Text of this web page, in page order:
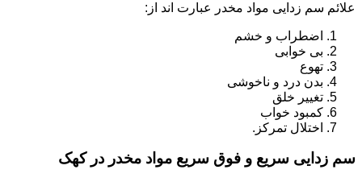
علائم سم زدایی مواد مخدر عبارت اند از:
اضطراب و خشم
بی خوابی
تهوع
بدن درد و ناخوشی
تغییر خلق
کمبود خواب
اختلال تمرکز.
سم زدایی سریع و فوق سریع مواد مخدر در کهک